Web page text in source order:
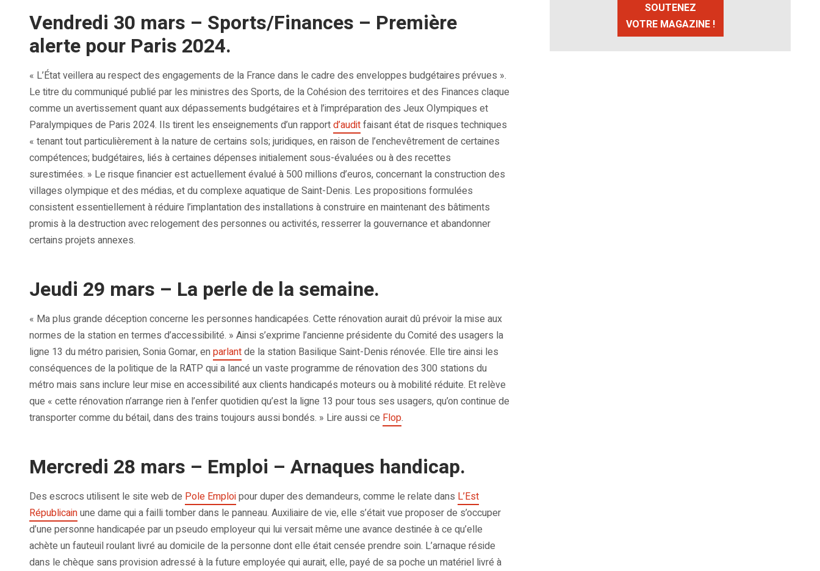
Vendredi 30 mars – Sports/Finances – Première
alerte pour Paris 2024.
« L’État veillera au respect des engagements de la France dans le cadre des enveloppes budgétaires prévues ».
Le titre du communiqué publié par les ministres des Sports, de la Cohésion des territoires et des Finances claque
comme un avertissement quant aux dépassements budgétaires et à l’impréparation des Jeux Olympiques et
Paralympiques de Paris 2024. Ils tirent les enseignements d’un rapportd’auditfaisant état de risques techniques
« tenant tout particulièrement à la nature de certains sols; juridiques, en raison de l’enchevêtrement de certaines
compétences; budgétaires, liés à certaines dépenses initialement sous-évaluées ou à des recettes
surestimées. » Le risque financier est actuellement évalué à 500 millions d’euros, concernant la construction des
villages olympique et des médias, et du complexe aquatique de Saint-Denis. Les propositions formulées
consistent essentiellement à réduire l’implantation des installations à construire en maintenant des bâtiments
promis à la destruction avec relogement des personnes ou activités, resserrer la gouvernance et abandonner
certains projets annexes.
Jeudi 29 mars – La perle de la semaine.
« Ma plus grande déception concerne les personnes handicapées. Cette rénovation aurait dû prévoir la mise aux
normes de la station en termes d’accessibilité. » Ainsi s’exprime l’ancienne présidente du Comité des usagers la
ligne 13 du métro parisien, Sonia Gomar, enparlantde la station Basilique Saint-Denis rénovée. Elle tire ainsi les
conséquences de la politique de la RATP qui a lancé un vaste programme de rénovation des 300 stations du
métro mais sans inclure leur mise en accessibilité aux clients handicapés moteurs ou à mobilité réduite. Et relève
que « cette rénovation n’arrange rien à l’enfer quotidien qu’est la ligne 13 pour tous ses usagers, qu’on continue de
transporter comme du bétail, dans des trains toujours aussi bondés. » Lire aussi ce Flop.
Mercredi 28 mars – Emploi – Arnaques handicap.
Des escrocs utilisent le site web de Pole Emploipour duper des demandeurs, comme le relate dans L’Est
Républicainune dame qui a failli tomber dans le panneau. Auxiliaire de vie, elle s’était vue proposer de s’occuper
d’une personne handicapée par un pseudo employeur qui lui versait même une avance destinée à ce qu’elle
achète un fauteuil roulant livré au domicile de la personne dont elle était censée prendre soin. L’arnaque réside
dans le chèque sans provision adressé à la future employée qui aurait, elle, payé de sa poche un matériel livré à
SOUTENEZ
VOTRE MAGAZINE !